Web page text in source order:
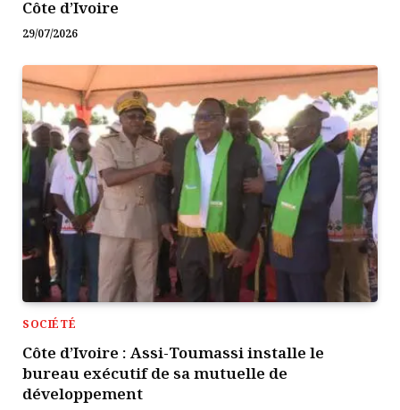
Côte d’Ivoire
29/07/2026
SOCIÉTÉ
Côte d’Ivoire : Assi-Toumassi installe le
bureau exécutif de sa mutuelle de
développement